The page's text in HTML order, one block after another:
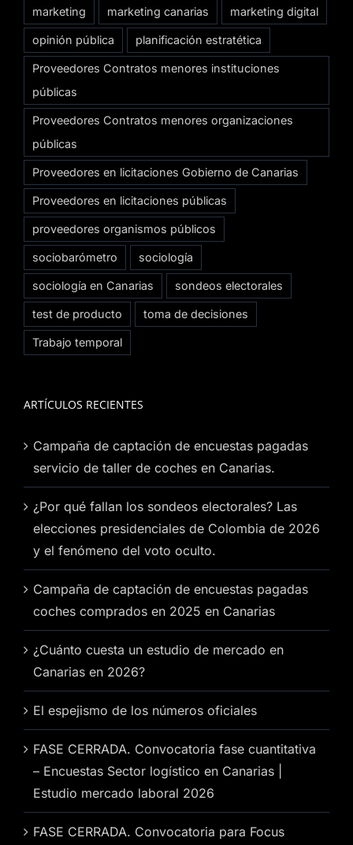
marketing marketing canarias marketing digital
opinión pública planificación estratética
Proveedores Contratos menores instituciones
públicas
Proveedores Contratos menores organizaciones
públicas
Proveedores en licitaciones Gobierno de Canarias
Proveedores en licitaciones públicas
proveedores organismos públicos
sociobarómetro sociología
sociología en Canarias sondeos electorales
test de producto toma de decisiones
Trabajo temporal
ARTÍCULOS RECIENTES
Campaña de captación de encuestas pagadas
servicio de taller de coches en Canarias.
¿Por qué fallan los sondeos electorales? Las
elecciones presidenciales de Colombia de 2026
y el fenómeno del voto oculto.
Campaña de captación de encuestas pagadas
coches comprados en 2025 en Canarias
¿Cuánto cuesta un estudio de mercado en
Canarias en 2026?
El espejismo de los números oficiales
FASE CERRADA. Convocatoria fase cuantitativa
– Encuestas Sector logístico en Canarias |
Estudio mercado laboral 2026
FASE CERRADA. Convocatoria para Focus